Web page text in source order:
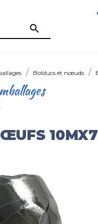
search
Bolducs et nœuds